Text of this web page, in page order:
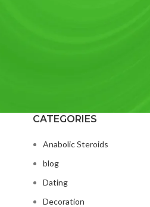
CATEGORIES
Anabolic Steroids
blog
Dating
Decoration